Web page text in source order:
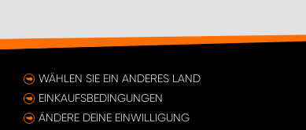
WÄHLEN SIE EIN ANDERES LAND
EINKAUFSBEDINGUNGEN
ÄNDERE DEINE EINWILLIGUNG